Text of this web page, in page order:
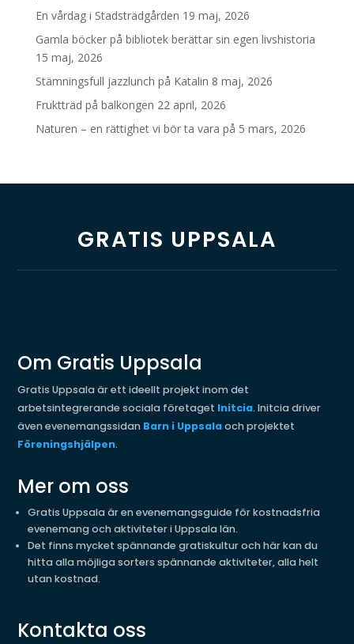
En vårdag i Stadsträdgården 19 maj, 2026
Gamla böcker på bibliotek berättar sin egen livshistoria
15 maj, 2026
Stämningsfull jazzlunch på Katalin 8 maj, 2026
Fruktträd på balkongen 22 april, 2026
Naturen – en rättighet vi bör ta vara på 5 mars, 2026
GRATIS UPPSALA
Om Gratis Uppsala
Gratis Uppsala är ett ideellt projekt inom det
arbetsintegrerande sociala företaget Initcia. Initcia driver
även evenemangssidan Barn i Uppsalaoch projektet
Föreningshjälpen.
Mer om oss
Gratis Uppsala är en evenemangsguide för kostnadsfria
evenemang och aktiviteter i Uppsala län.
Det finns mycket spännande gratiskultur och här kan du
hitta alla möjliga sorters spännande aktiviteter, alla helt
utan kostnad.
Kontakta oss